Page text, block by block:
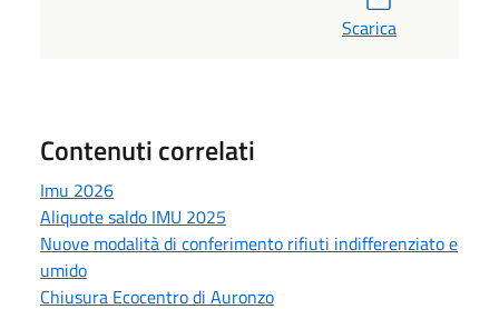
Scarica
Contenuti correlati
Imu 2026
Aliquote saldo IMU 2025
Nuove modalità di conferimento rifiuti indifferenziato e
umido
Chiusura Ecocentro di Auronzo